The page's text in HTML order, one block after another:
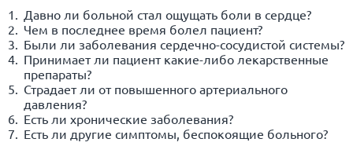
Давно ли больной стал ощущать боли в сердце?
Чем в последнее время болел пациент?
Были ли заболевания сердечно-сосудистой системы?
Принимает ли пациент какие-либо лекарственные
препараты?
Страдает ли от повышенного артериального
давления?
Есть ли хронические заболевания?
Есть ли другие симптомы, беспокоящие больного?